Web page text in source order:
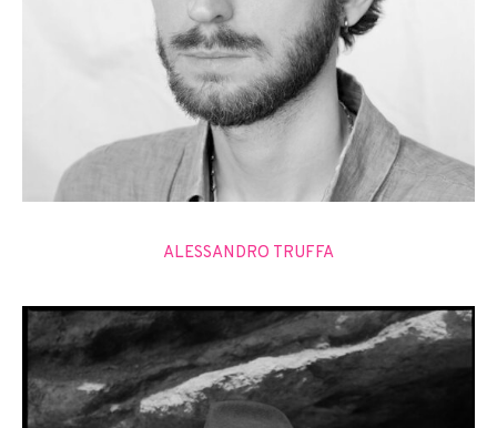
ALESSANDRO TRUFFA